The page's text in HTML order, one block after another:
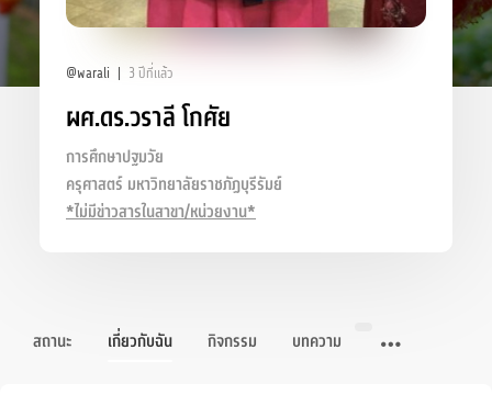
@warali 3 ปีที่แล้ว
ผศ.ดร.วราลี โกศัย
การศึกษาปฐมวัย
ครุศาสตร์ มหาวิทยาลัยราชภัฏบุรีรัมย์
*ไม่มีข่าวสารในสาขา/หน่วยงาน*
สถานะ เกี่ยวกับฉัน กิจกรรม บทความ